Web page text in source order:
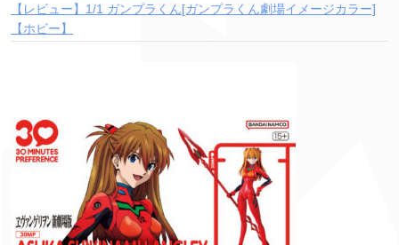
【レビュー】1/1 ガンプラくん[ガンプラくん劇場イメージカラー]
【ホビー】